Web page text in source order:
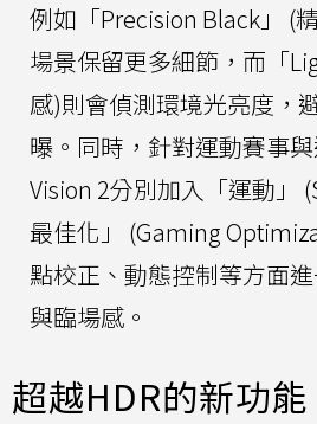
例如「Precision Black」 (
場景保留更多細節，而「
感)則會偵測環境光亮度，
曝。同時，針對運動賽事
Vision 2分別加入「運動」
最佳化」 (Gaming
點校正、動態控制等方面
與臨場感。
超越HDR的新功能